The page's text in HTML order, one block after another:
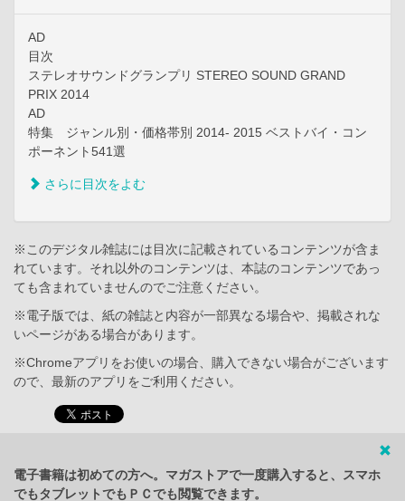
AD
目次
ステレオサウンドグランプリ STEREO SOUND GRAND
PRIX 2014
AD
特集 ジャンル別・価格帯別 2014- 2015 ベストバイ・コン
ポーネント541選
さらに目次をよむ
※このデジタル雑誌には目次に記載されているコンテンツが含ま
れています。それ以外のコンテンツは、本誌のコンテンツであっ
ても含まれていませんのでご注意ください。
※電子版では、紙の雑誌と内容が一部異なる場合や、掲載されな
いページがある場合があります。
※Chromeアプリをお使いの場合、購入できない場合がございます
ので、最新のアプリをご利用ください。
電子書籍は初めての方へ。マガストアで一度購入すると、スマホ
でもタブレットでもＰＣでも閲覧できます。